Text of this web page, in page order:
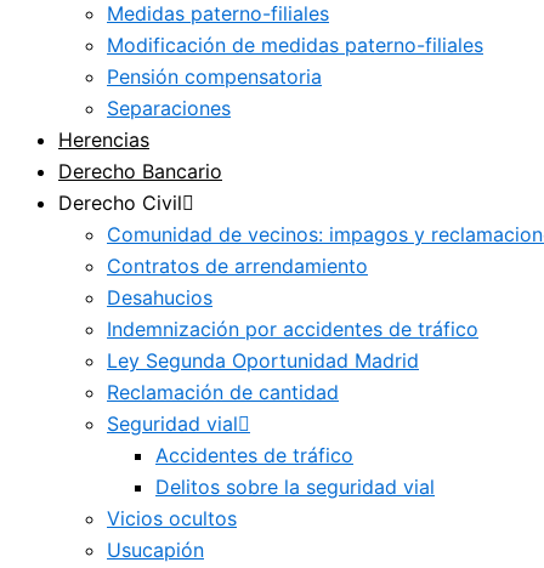
Medidas paterno-filiales
Modificación de medidas paterno-filiales
Pensión compensatoria
Separaciones
Herencias
Derecho Bancario
Derecho Civil
Comunidad de vecinos: impagos y
Contratos de arrendamiento
Desahucios
Indemnización por accidentes de tráfico
Ley Segunda Oportunidad Madrid
Reclamación de cantidad
Seguridad vial
Accidentes de tráfico
Delitos sobre la seguridad vial
Vicios ocultos
Usucapión